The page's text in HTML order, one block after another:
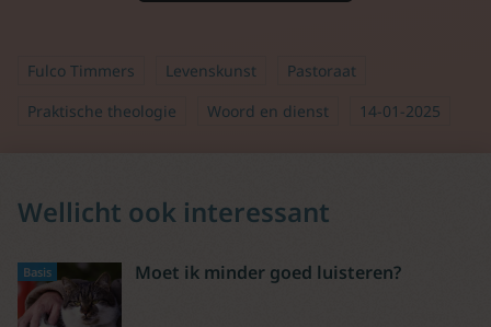
Fulco Timmers Levenskunst
Pastoraat
Praktische theologie
Woord en dienst 14-01-2025
Wellicht ook interessant
Basis Moet ik minder goed luisteren?